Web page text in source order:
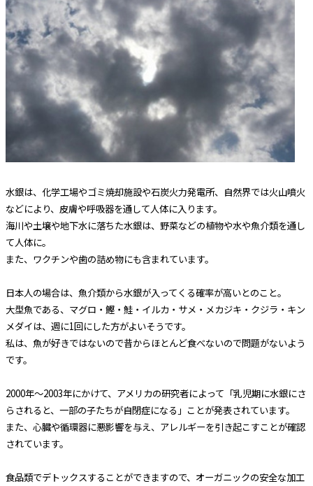
水銀は、化学工場やゴミ焼却施設や石炭火力発電所、自然界では火山噴火
などにより、皮膚や呼吸器を通して人体に入ります。
海川や土壌や地下水に落ちた水銀は、野菜などの植物や水や魚介類を通し
て人体に。
また、ワクチンや歯の詰め物にも含まれています。
日本人の場合は、魚介類から水銀が入ってくる確率が高いとのこと。
大型魚である、マグロ・鰹・鮭・イルカ・サメ・メカジキ・クジラ・キン
メダイは、週に1回にした方がよいそうです。
私は、魚が好きではないので昔からほとんど食べないので問題がないよう
です。
2000年～2003年にかけて、アメリカの研究者によって「乳児期に水銀にさ
らされると、一部の子たちが自閉症になる」ことが発表されています。
また、心臓や循環器に悪影響を与え、アレルギーを引き起こすことが確認
されています。
食品類でデトックスすることができますので、オーガニックの安全な加工